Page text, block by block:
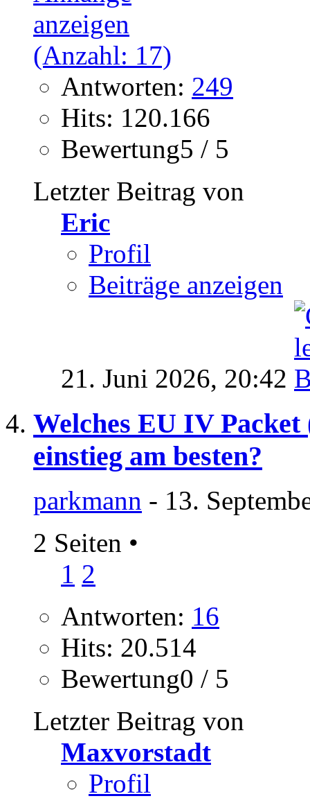
Antworten: 249
Hits: 120.166
Bewertung5 / 5
Letzter Beitrag von
Eric
Profil
Beiträge anzeigen
21. Juni 2026, 20:42
Welches EU IV
einstieg am besten?
parkmann - 13.
2 Seiten •
1 2
Antworten: 16
Hits: 20.514
Bewertung0 / 5
Letzter Beitrag von
Maxvorstadt
Profil